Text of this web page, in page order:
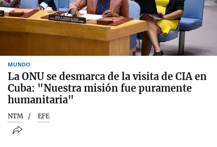
MUNDO
La ONU se desmarca de la visita de CIA en
Cuba: "Nuestra misión fue puramente
humanitaria"
NTM EFE